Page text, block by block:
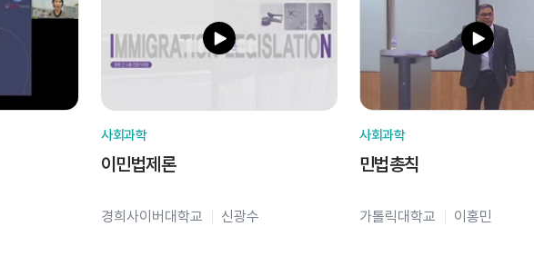
사회과학
이민법제론
경희사이버대학교 신광수
사회과학
민법총칙
가톨릭대학교 이홍민